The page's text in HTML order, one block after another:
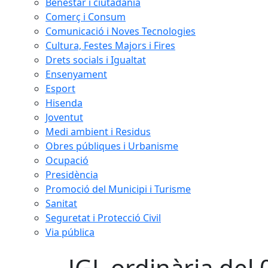
Comerç i Consum
Comunicació i Noves Tecnologies
Cultura, Festes Majors i Fires
Drets socials i Igualtat
Ensenyament
Esport
Hisenda
Joventut
Medi ambient i Residus
Obres públiques i Urbanisme
Ocupació
Presidència
Promoció del Municipi i Turisme
Sanitat
Seguretat i Protecció Civil
Via pública